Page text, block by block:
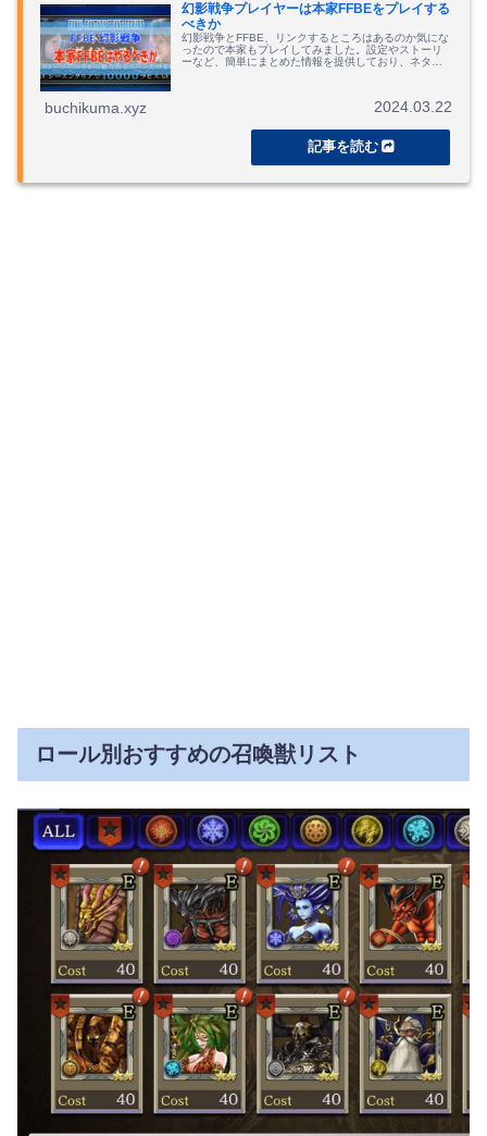
幻影戦争プレイヤーは本家FFBEをプレイする
べきか
幻影戦争とFFBE、リンクするところはあるのか気にな
ったので本家もプレイしてみました。設定やストーリ
ーなど、簡単にまとめた情報を提供しており、ネタバ
buchikuma.xyz 2024.03.22
ロール別おすすめの召喚獣リスト